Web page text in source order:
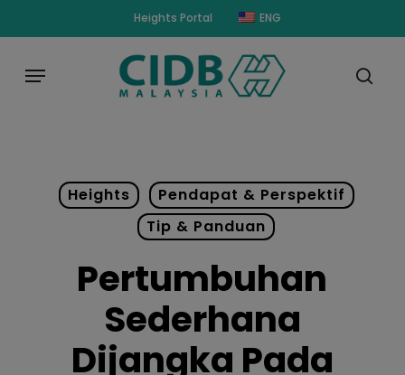
content
Heights Portal ENG
Menu
Heights
Pendapat & Perspektif
Tip & Panduan
Pertumbuhan
Sederhana
Dijangka Pada
modal-check